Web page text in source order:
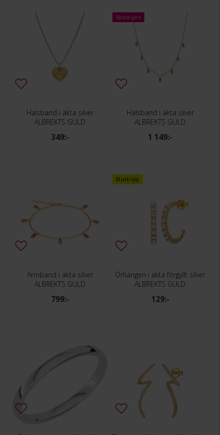
Halsband i äkta silver
ALBREKTS GULD
349:-
Bästsäljare
Halsband i äkta silver
ALBREKTS GULD
1 149:-
Armband i äkta silver
ALBREKTS GULD
799:-
Blixtklipp
Örhängen i äkta förgyllt silver
ALBREKTS GULD
129:-